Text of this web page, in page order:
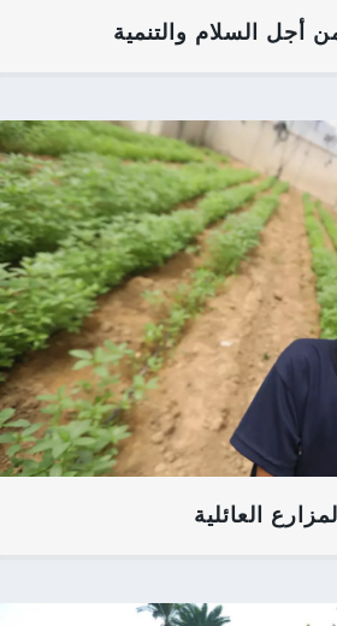
أجل السلام والتنمية
العائلية